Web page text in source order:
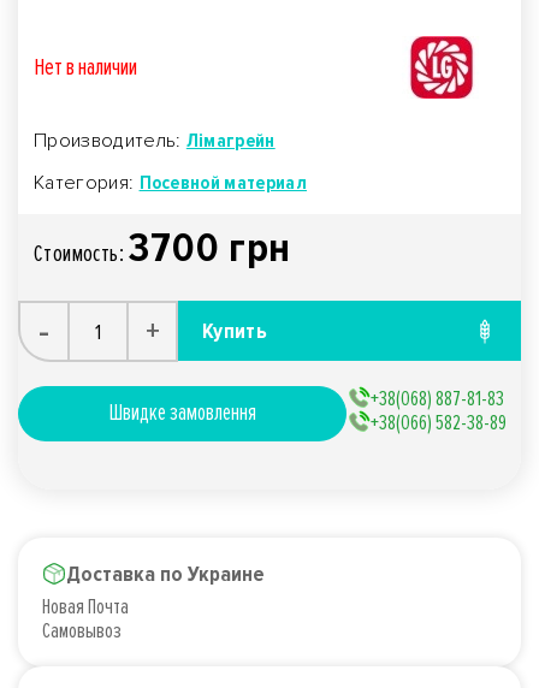
Нет в наличии
Производитель: Лімагрейн
Категория: Посевной материал
Стоимость: 3700 грн
- + Купить
Швидке замовлення
+38(068) 887-81-83
+38(066) 582-38-89
Доставка по Украине
Новая Почта
Самовывоз